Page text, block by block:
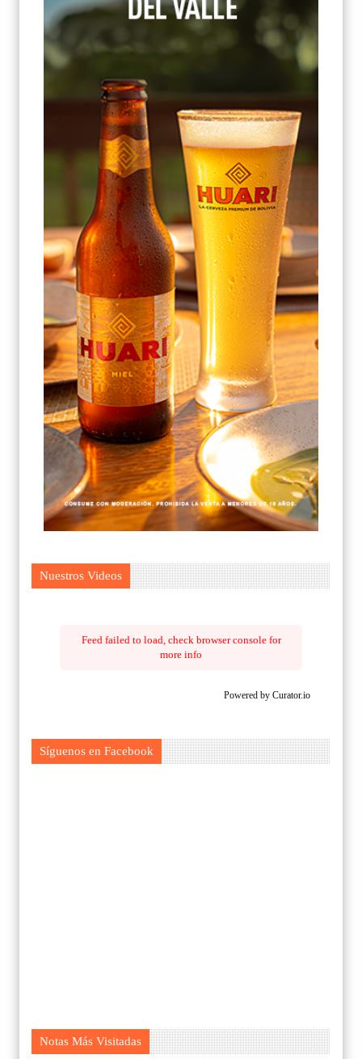
Nuestros Videos
Feed failed to load, check browser console for
more info
Powered by Curator.io
Síguenos en Facebook
Notas Más Visitadas